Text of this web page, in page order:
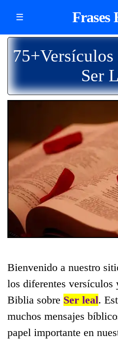
☰ Frases
Ser
Bienvenido a nuestro
los diferentes versículos
Biblia sobre Ser leal.
muchos mensajes
papel importante en